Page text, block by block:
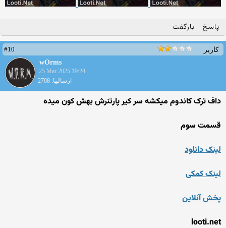
پاسخ بازگفت
کاربر
#10
wOrms
25 Mar 2025 19:24
ارسالها: 2708
داف ترک کاندوم میکشه سر کیر پارتنرش بهش کون میده
قسمت سوم
لینک دانلود
لینک کمکی
پخش آنلاین
looti.net